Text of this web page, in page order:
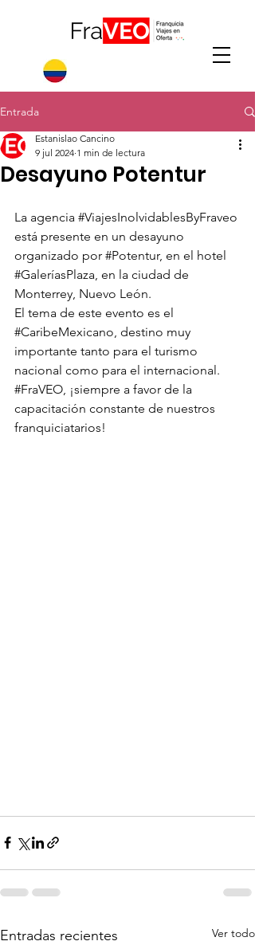
Entrada
Desayuno Potentur
Estanislao Cancino
9 jul 2024 1 min de lectura
La agencia #ViajesInolvidablesByFraveo
está presente en un desayuno
organizado por #Potentur, en el hotel
#GaleríasPlaza, en la ciudad de
Monterrey, Nuevo León.
El tema de este evento es el
#CaribeMexicano, destino muy
importante tanto para el turismo
nacional como para el internacional.
#FraVEO, ¡siempre a favor de la
capacitación constante de nuestros
franquiciatarios!
Entradas recientes Ver todo